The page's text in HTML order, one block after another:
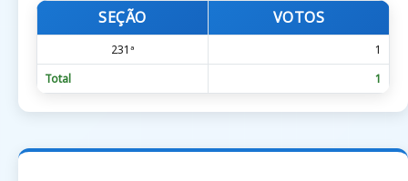
SEÇÃO VOTOS
231ª
1
Total
1